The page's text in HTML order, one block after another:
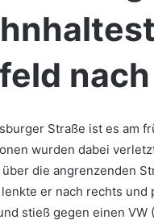
Straße ist es am
wurden dabei
die angrenzenden
er nach rechts und
stieß gegen einen